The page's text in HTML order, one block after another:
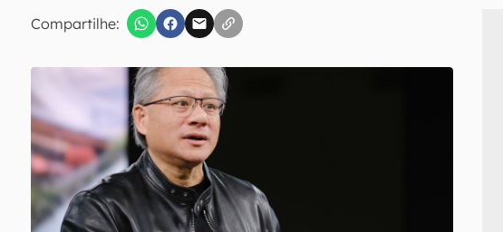
Compartilhe:
Confirmo que li, aceito e concordo com os